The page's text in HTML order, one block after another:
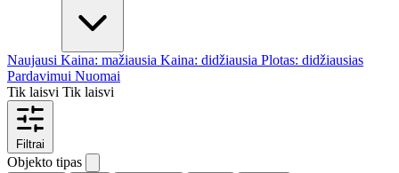
Naujausi Kaina: mažiausia Kaina: didžiausia Plotas: didžiausias
Pardavimui Nuomai
Tik laisvi Tik laisvi
Filtrai
Objekto tipas